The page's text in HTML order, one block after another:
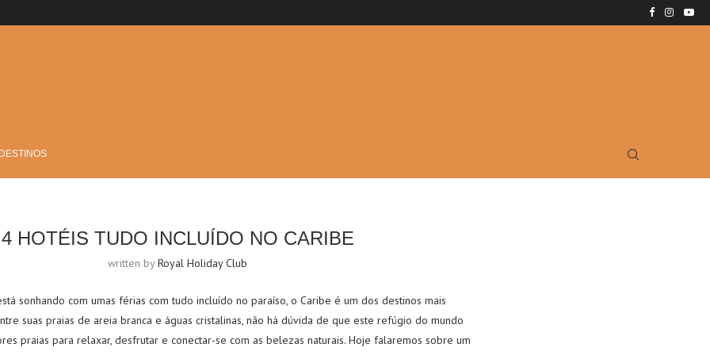
4 HOTÉIS TUDO INCLUÍDO NO CARIBE
written byRoyal Holiday Club
sonhando com umas férias com tudo incluído no paraíso, o Caribe é um dos destinos mais
suas praias de areia branca e águas cristalinas, não há dúvida de que este refúgio do mundo
praias para relaxar, desfrutar e conectar-se com as belezas naturais. Hoje falaremos sobre um